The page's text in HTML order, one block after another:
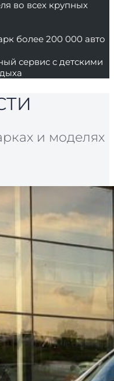
во всех крупных
более 200 000 авто
сервис с детскими
и моделях